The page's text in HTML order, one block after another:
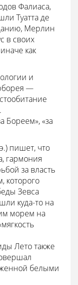
Фалиаса,
Туатта де
Мерлин
в своих
как
и
—
Бореем», «за
пишет, что
гармония
за власть
которого
Зевса
куда-то на
морем на
Лето также
белыми